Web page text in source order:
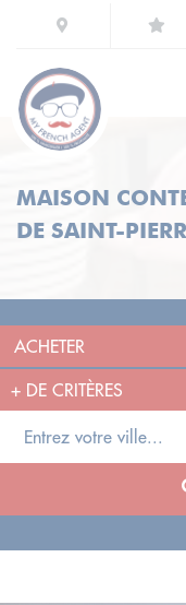
MAISON
DE SAINT-
+ DE CRITÈRES